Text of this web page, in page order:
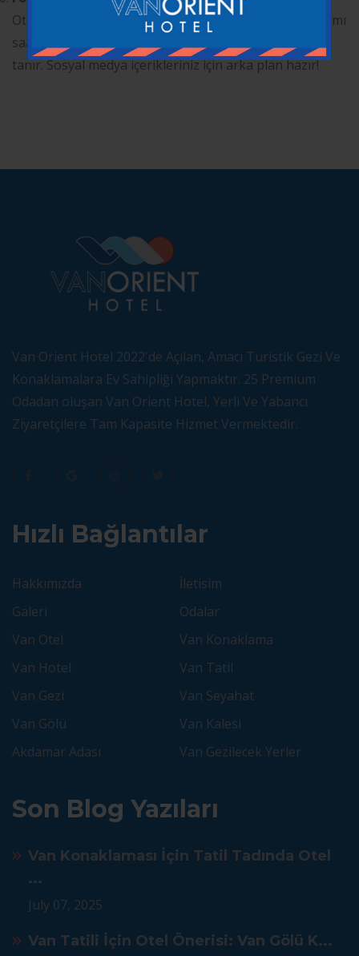
Otel çevresindeki doğal manzaralar, özellikle gün batımı
saatlerinde muhteşem kareler yakalamanıza olanak
tanır. Sosyal medya içerikleriniz için arka plan hazır!
Van Orient Hotel 2022'de Açılan, Amacı Turistik Gezi Ve
Konaklamalara Ev Sahipliği Yapmaktır. 25 Premium
Odadan oluşan Van Orient Hotel, Yerli Ve Yabancı
Ziyaretçilere Tam Kapasite Hizmet Vermektedir.
Hızlı Bağlantılar
Hakkımızda
İletisim
Galeri
Odalar
Van Otel
Van Konaklama
Van Hotel
Van Tatil
Van Gezi
Van Seyahat
Van Gölü
Van Kalesi
Akdamar Adası
Van Gezilecek Yerler
Son Blog Yazıları
Van Konaklaması İçin Tatil Tadında Otel
...
July 07, 2025
Van Tatili İçin Otel Önerisi: Van Gölü K...